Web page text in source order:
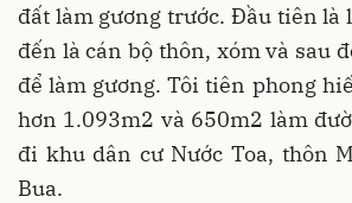
đất làm gương trước. Đầu tiên là
đến là cán bộ thôn, xóm và sau
để làm gương. Tôi tiên phong
hơn 1.093m2 và 650m2 làm
đi khu dân cư Nước Toa, thôn
Bua.